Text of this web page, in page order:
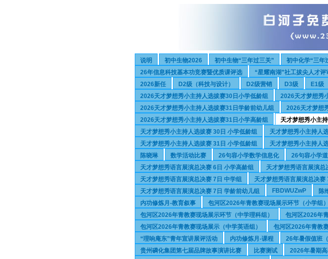
说明 初中生物2026 初中生物“三年过三关” 初中化学“三年
26年信息科技基本功竞赛暨优质课评选
“星耀南湖”社工拔尖人才评
2026新任
D2级（科技与设计） D2级营销 D3级 E1级
2026天才梦想秀小主持人选拔赛30日小学低龄组
2026天才梦想秀
2026天才梦想秀小主持人选拔赛31日学龄前幼儿组
2026天才梦想
2026天才梦想秀小主持人选拔赛31日小学高龄组
天才梦想秀小主
天才梦想秀小主持人选拔赛 30日 小学低龄组
天才梦想秀小主持人
天才梦想秀小主持人选拔赛 31日 小学低龄组
天才梦想秀小主持人
陈晓琳
数学活动比赛 26句容小学数学信息化 26句容小学
天才梦想秀语言展演总决赛 6日 小学高龄组
天才梦想秀语言展演总
天才梦想秀语言展演总决赛 7日 中学组
天才梦想秀语言展演总决赛
天才梦想秀语言展演总决赛 7日 学龄前幼儿组
FBDWUZwP 陈
内功修炼月-教育叙事
包河区2026年青教赛现场展示环节（小学组）
包河区2026年青教赛现场展示环节（中学理科组）
包河区2026年
包河区2026年青教赛现场展示（中学英语组）
包河区2026年青教
“理响庵东”青年宣讲展评活动
内功修炼月-课程 26年暑假值班（
贵州磷化集团第七届品牌故事演讲比赛
比赛测试 2026年暑期